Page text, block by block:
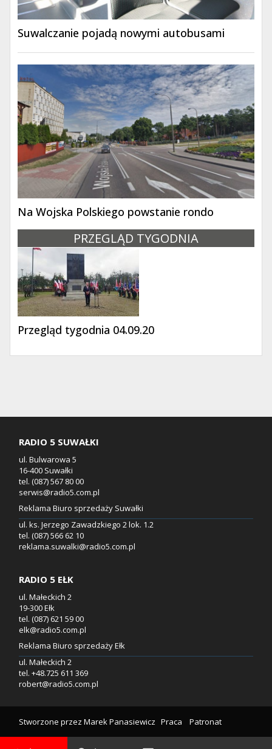
Suwalczanie pojadą nowymi autobusami
Na Wojska Polskiego powstanie rondo
PRZEGLĄD TYGODNIA
Przegląd tygodnia 04.09.20
RADIO 5 SUWAŁKI
ul. Bulwarowa 5
16-400 Suwałki
tel. (087) 567 80 00
serwis@radio5.com.pl
Reklama Biuro sprzedaży Suwałki
ul. ks. Jerzego Zawadzkiego 2 lok. 1.2
tel. (087) 566 62 10
reklama.suwalki@radio5.com.pl
RADIO 5 EŁK
ul. Małeckich 2
19-300 Ełk
tel. (087) 621 59 00
elk@radio5.com.pl
Reklama Biuro sprzedaży Ełk
ul. Małeckich 2
tel. +48.725 611 369
robert@radio5.com.pl
Stworzone przez Marek Panasiewicz Praca Patronat